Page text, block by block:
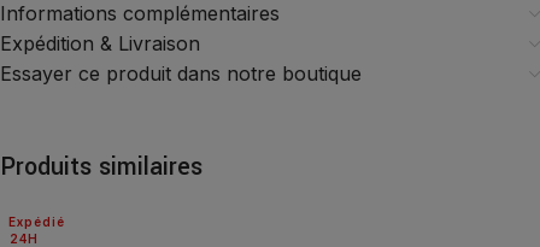
Informations complémentaires
Expédition & Livraison
Essayer ce produit dans notre boutique
Produits similaires
24H
Expédié